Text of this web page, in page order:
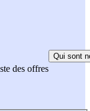
des offres
Qui sont